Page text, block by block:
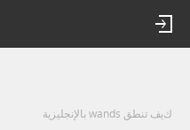
كيف تنطق wands بالإنجليزية